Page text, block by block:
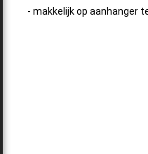
- makkelijk op aanhanger